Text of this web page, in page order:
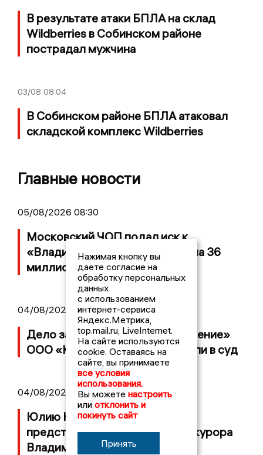
В результате атаки БПЛА на склад
Wildberries в Собинском районе
пострадал мужчина
03/08 08:04
В Собинском районе БПЛА атаковал
складской комплекс Wildberries
Главные новости
05/08/2026 08:30
Московский ЧОП подал иск к
«Владимирскому стандарту» на 36
миллионов рублей
04/08/2026 15:40
Дело застройщика ЖК «Поколение»
ООО «Капитал Строй» передали в суд
04/08/2026 11:36
Юлию Калистову официально
представили в должности прокурора
Владимирской области
Нажимая кнопку вы
даете согласие на
обработку персональных
данных
с использованием
интернет-сервиса
Яндекс.Метрика,
top.mail.ru, LiveInternet.
На сайте используются
cookie. Оставаясь на
сайте, вы принимаете
все условия
использования.
Вы можете настроить
или отклонить и
покинуть сайт
Принять